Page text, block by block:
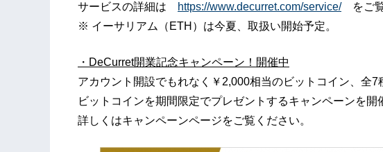
サービスの詳細は
https://www.decurret.com/service/をご覧
※ イーサリアム（ETH）は今夏、取扱い開始予定。
・ DeCurret開業記念キャンペーン！開催中
アカウント開設でもれなく￥2,000相当のビットコイン、全
ビットコインを期間限定でプレゼントするキャンペーンを開
詳しくはキャンペーンページをご覧ください。